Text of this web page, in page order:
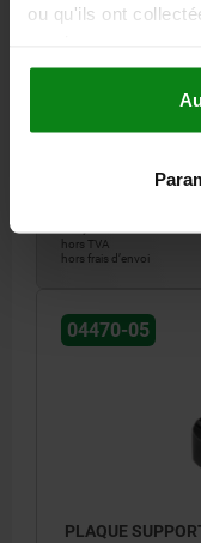
ou qu'ils ont
HAUTEUR=25 H1=12
hors TVA
hors frais d’envoi
04470-05
PLAQUE